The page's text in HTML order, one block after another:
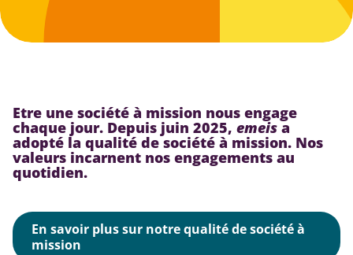
Etre une société à mission nous engage
chaque jour. Depuis juin 2025, emeis a
adopté la qualité de société à mission. Nos
valeurs incarnent nos engagements au
quotidien.
En savoir plus sur notre qualité de société à
mission